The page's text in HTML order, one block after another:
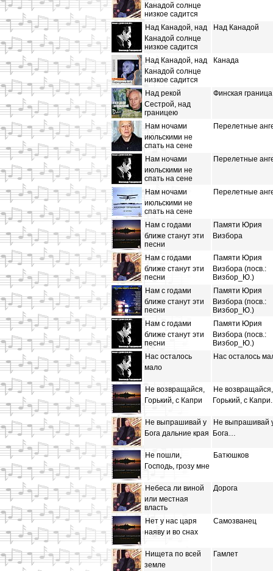
Канадой солнце
низкое садится
Над Канадой, над
Канадой солнце
низкое садится
Над Канадой
Над Канадой, над
Канадой солнце
низкое садится
Канада
Над рекой
Сестрой, над
границею
Финская граница
Нам ночами
июльскими не
спать на сене
Перелетные
Нам ночами
июльскими не
спать на сене
Перелетные
Нам ночами
июльскими не
спать на сене
Перелетные
Нам с годами
ближе станут эти
песни
Памяти Юрия
Визбора
Нам с годами
ближе станут эти
песни
Памяти Юрия
Визбора (посв.:
Визбор_Ю.)
Нам с годами
ближе станут эти
песни
Памяти Юрия
Визбора (посв.:
Визбор_Ю.)
Нам с годами
ближе станут эти
песни
Памяти Юрия
Визбора (посв.:
Визбор_Ю.)
Нас осталось
мало
Нас осталось
Не возвращайся,
Горький, с Капри
Не возвращайся,
Горький, с
Не выпрашивай у
Бога дальние края
Не выпрашивай
Бога…
Не пошли,
Господь, грозу мне
Батюшков
Небеса ли виной
или местная
власть
Дорога
Нет у нас царя
наяву и во снах
Самозванец
Нищета по всей
земле
Гамлет